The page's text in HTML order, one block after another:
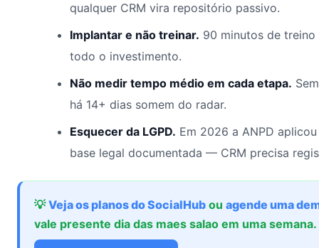
qualquer CRM vira repositório passivo.
Implantar e não treinar. 90 minutos de
todo o investimento.
Não medir tempo médio em cada etapa.
há 14+ dias somem do radar.
Esquecer da LGPD. Em 2026 a ANPD
base legal documentada — CRM precisa
💡Veja os planos do SocialHub ou agende uma
vale presente dia das maes salao em uma semana.